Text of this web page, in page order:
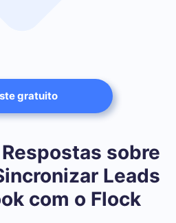
gratuito
sobre
Leads
com o Flock